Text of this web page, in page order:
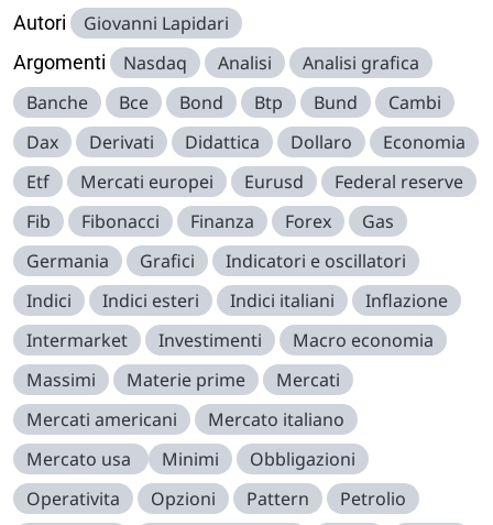
Autori Giovanni Lapidari
Argomenti Nasdaq Analisi
Analisi grafica
Banche
Bce Bond Btp Bund
Cambi
Dax
Derivati Didattica Dollaro
Economia
Etf
Mercati europei Eurusd
Federal reserve
Fib
Fibonacci Finanza Forex
Gas
Germania
Grafici
Indicatori e oscillatori
Indici
Indici esteri Indici italiani
Inflazione
Intermarket
Investimenti
Macro economia
Massimi
Materie prime
Mercati
Mercati americani
Mercato italiano
Mercato usa
Minimi
Obbligazioni
Operativita
Opzioni Pattern
Petrolio